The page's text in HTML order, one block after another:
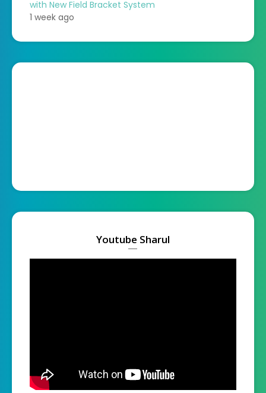
with New Field Bracket System
1 week ago
Youtube Sharul